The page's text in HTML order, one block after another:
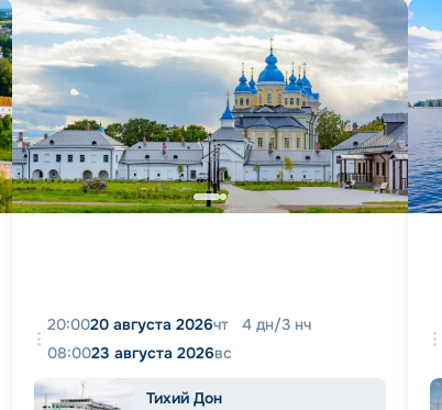
20:0020 августа 2026чт 4 дн/3 нч
08:0023 августа 2026вс
Тихий Дон